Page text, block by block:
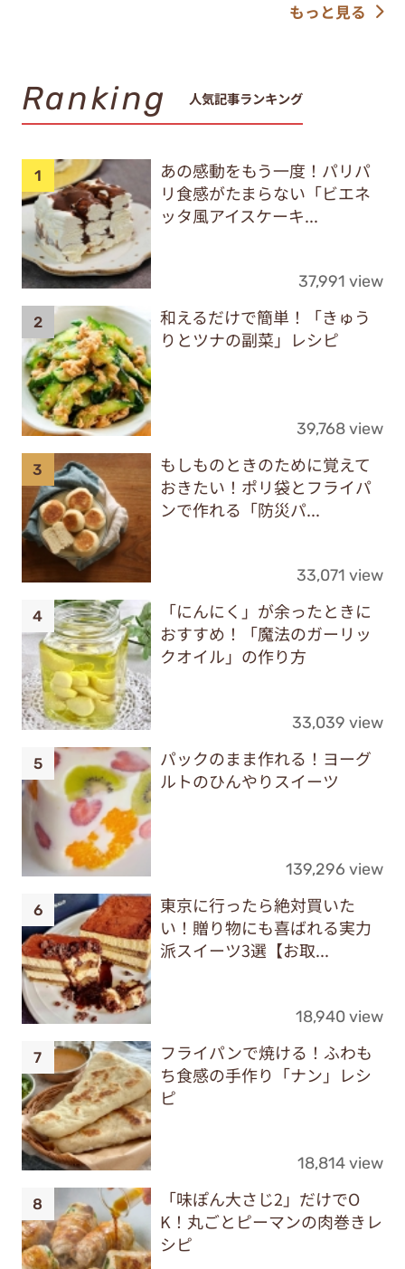
もっと見る
Ranking 人気記事ランキング
あの感動をもう一度！パリパ
リ食感がたまらない「ビエネ
ッタ風アイスケーキ...
37,991 view
和えるだけで簡単！「きゅう
りとツナの副菜」レシピ
39,768 view
もしものときのために覚えて
おきたい！ポリ袋とフライパ
ンで作れる「防災パ...
33,071 view
「にんにく」が余ったときに
おすすめ！「魔法のガーリッ
クオイル」の作り方
33,039 view
パックのまま作れる！ヨーグ
ルトのひんやりスイーツ
139,296 view
東京に行ったら絶対買いた
い！贈り物にも喜ばれる実力
派スイーツ3選【お取...
18,940 view
フライパンで焼ける！ふわも
ち食感の手作り「ナン」レシ
ピ
18,814 view
「味ぽん大さじ2」だけでO
K！丸ごとピーマンの肉巻きレ
シピ